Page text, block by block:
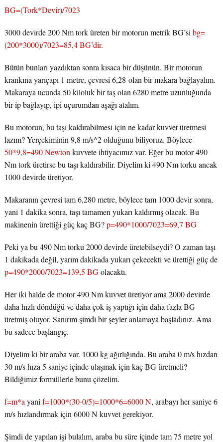
BG=(Tork*Devir)/7023
3000 devirde 200 Nm tork üreten bir motorun metrik BG’si bg=
(200*3000)/7023=85,4 BG’dir.
Bütün bunları yazdıktan sonra kısaca bir düşünün. Bir motorun
krankına yarıçapı 1 metre, çevresi 6,28 olan bir makara bağlayalım.
Makaraya ucunda 50 kiloluk bir taş olan 6280 metre uzunluğunda
bir ip bağlayıp, ipi uçurumdan aşağı atalım.
Bu motorun, bu taşı kaldırabilmesi için ne kadar kuvvet üretmesi
lazım? Yerçekiminin 9,8 m/s^2 olduğunu biliyoruz. Böylece
50*9,8=490 Newton kuvvete ihtiyacımız var. Eğer bu motor 490
Nm tork üretirse bu taşı kaldırabilir. Diyelim ki 490 Nm torku ancak
1000 devirde üretiyor.
Makaranın çevresi tam 6,280 metre, böylece tam 1000 devir sonra,
yani 1 dakika sonra, taşı tamamen yukarı kaldırmış olacak. Bu
makinenin ürettiği güç kaç BG?p=490*1000/7023=69,7 BG
Peki ya bu 490 Nm torku 2000 devirde üretebilseydi? O zaman taşı
1 dakikada değil, yarım dakikada yukarı çekecekti ve ürettiği güç de
p=490*2000/7023=139,5 BGolacaktı.
Her iki halde de motor 490 Nm kuvvet üretiyor ama 2000 devirde
daha hızlı döndüğü ve daha çok iş yaptığı için daha fazla BG
üretmiş oluyor. Sanırım şimdi bir şeyler anlamaya başladınız. Ama
bu sadece başlangıç.
Diyelim ki bir araba var. 1000 kg ağırlığında. Bu araba 0 m/s hızdan
30 m/s hıza 5 saniye içinde ulaşmak için kaç BG üretmeli?
Bildiğimiz formüllerle bunu çözelim.
f=m*a yani f=1000*(30-0/5)=1000*6=6000 N, arabayı her saniye 6
m/s hızlandırmak için 6000 N kuvvet gerekiyor.
Şimdi de yapılan işi bulalım, araba bu süre içinde tam 75 metre yol